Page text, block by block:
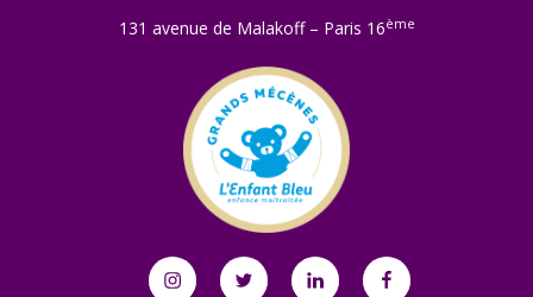
131 avenue de Malakoff – Paris 16ème
InstagramTwitter Linkedin Facebook